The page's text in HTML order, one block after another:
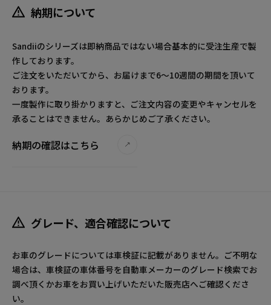
納期について
Sandiiのシリーズは即納商品ではない場合基本的に受注生産で製
作しております。
ご注文をいただいてから、お届けまで6～10週間の期間を頂いて
おります。
一度製作に取り掛かりますと、ご注文内容の変更やキャンセルを
承ることはできません。あらかじめご了承ください。
納期の確認はこちら
グレード、適合確認について
お車のグレードについては車検証に記載がありません。ご不明な
場合は、車検証の車体番号を自動車メーカーのグレード検索でお
調べ頂くかお車をお買い上げいただいた販売店へご確認くださ
い。